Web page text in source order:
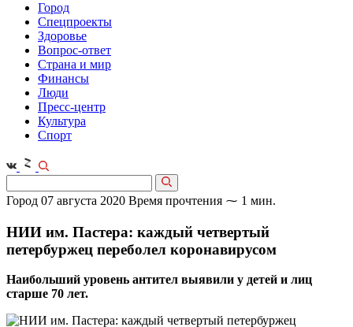
Город
Спецпроекты
Здоровье
Вопрос-ответ
Страна и мир
Финансы
Люди
Пресс-центр
Культура
Спорт
Город 07 августа 2020 Время прочтения ⁓ 1 мин.
НИИ им. Пастера: каждый четвертый
петербуржец переболел коронавирусом
Наибольший уровень антител выявили у детей и лиц
старше 70 лет.